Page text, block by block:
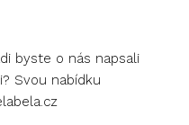
byste o nás napsali
Svou nabídku